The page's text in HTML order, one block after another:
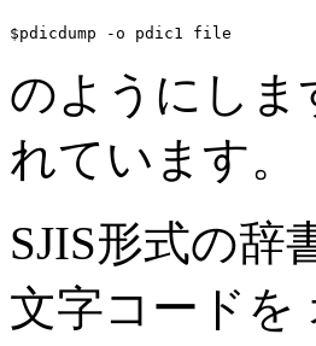
$pdicdump -o pdic1 file
のようにしま
れています。
SJIS形式の辞
文字コードを